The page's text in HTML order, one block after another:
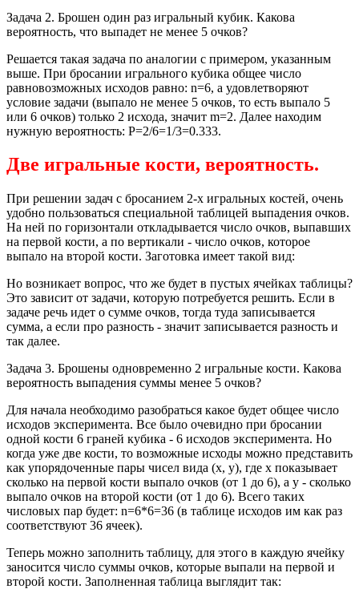
Задача 2. Брошен один раз игральный кубик. Какова
вероятность, что выпадет не менее 5 очков?
Решается такая задача по аналогии с примером, указанным
выше. При бросании игрального кубика общее число
равновозможных исходов равно: n=6, а удовлетворяют
условие задачи (выпало не менее 5 очков, то есть выпало 5
или 6 очков) только 2 исхода, значит m=2. Далее находим
нужную вероятность: P=2/6=1/3=0.333.
Две игральные кости, вероятность.
При решении задач с бросанием 2-х игральных костей, очень
удобно пользоваться специальной таблицей выпадения очков.
На ней по горизонтали откладывается число очков, выпавших
на первой кости, а по вертикали - число очков, которое
выпало на второй кости. Заготовка имеет такой вид:
Но возникает вопрос, что же будет в пустых ячейках таблицы?
Это зависит от задачи, которую потребуется решить. Если в
задаче речь идет о сумме очков, тогда туда записывается
сумма, а если про разность - значит записывается разность и
так далее.
Задача 3. Брошены одновременно 2 игральные кости. Какова
вероятность выпадения суммы менее 5 очков?
Для начала необходимо разобраться какое будет общее число
исходов эксперимента. Все было очевидно при бросании
одной кости 6 граней кубика - 6 исходов эксперимента. Но
когда уже две кости, то возможные исходы можно представить
как упорядоченные пары чисел вида (x, y), где х показывает
сколько на первой кости выпало очков (от 1 до 6), а у - сколько
выпало очков на второй кости (от 1 до 6). Всего таких
числовых пар будет: n=6*6=36 (в таблице исходов им как раз
соответствуют 36 ячеек).
Теперь можно заполнить таблицу, для этого в каждую ячейку
заносится число суммы очков, которые выпали на первой и
второй кости. Заполненная таблица выглядит так: